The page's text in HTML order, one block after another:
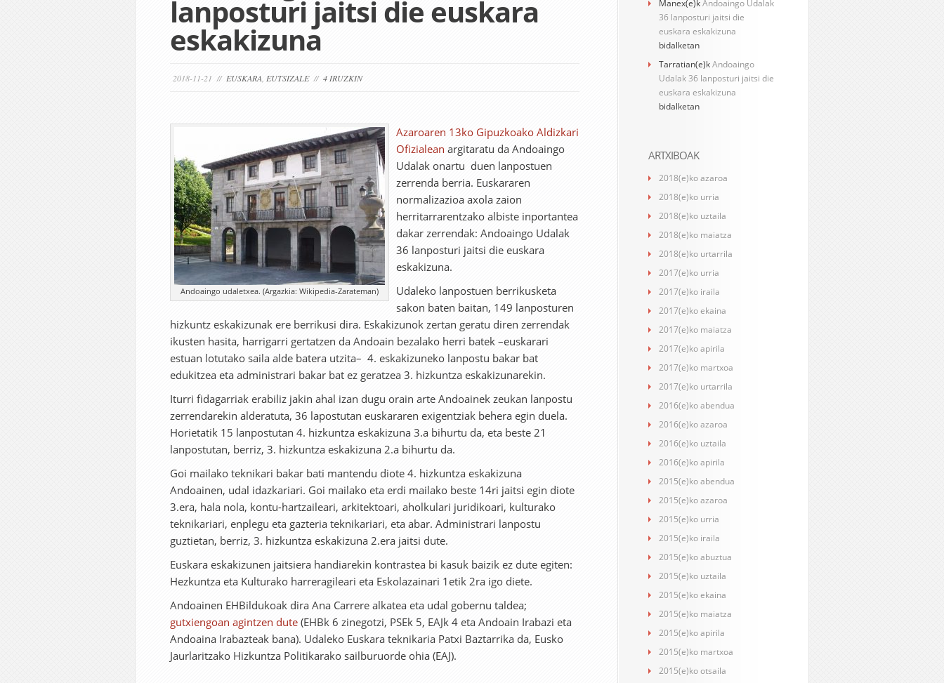
lanposturi jaitsi die euskara
eskakizuna
2018-11-21 // EUSKARA EUTSIZALE// 4 IRUZKIN
Andoaingo udaletxea. (Argazkia: Wikipedia-Zarateman)
Azaroaren 13ko Gipuzkoako Aldizkari
Ofizialean argitaratu da Andoaingo
Udalak onartu duen lanpostuen
zerrenda berria. Euskararen
normalizazioa axola zaion
herritarrarentzako albiste inportantea
dakar zerrendak: Andoaingo Udalak
36 lanposturi jaitsi die euskara
eskakizuna.
Udaleko lanpostuen berrikusketa
sakon baten baitan, 149 lanposturen
hizkuntz eskakizunak ere berrikusi dira. Eskakizunok zertan geratu diren zerrendak
ikusten hasita, harrigarri gertatzen da Andoain bezalako herri batek –euskarari
estuan lotutako saila alde batera utzita– 4. eskakizuneko lanpostu bakar bat
edukitzea eta administrari bakar bat ez geratzea 3. hizkuntza eskakizunarekin.
Iturri fidagarriak erabiliz jakin ahal izan dugu orain arte Andoainek zeukan lanpostu
zerrendarekin alderatuta, 36 lapostutan euskararen exigentziak behera egin duela.
Horietatik 15 lanpostutan 4. hizkuntza eskakizuna 3.a bihurtu da, eta beste 21
lanpostutan, berriz, 3. hizkuntza eskakizuna 2.a bihurtu da.
Goi mailako teknikari bakar bati mantendu diote 4. hizkuntza eskakizuna
Andoainen, udal idazkariari. Goi mailako eta erdi mailako beste 14ri jaitsi egin diote
3.era, hala nola, kontu-hartzaileari, arkitektoari, aholkulari juridikoari, kulturako
teknikariari, enplegu eta gazteria teknikariari, eta abar. Administrari lanpostu
guztietan, berriz, 3. hizkuntza eskakizuna 2.era jaitsi dute.
Euskara eskakizunen jaitsiera handiarekin kontrastea bi kasuk baizik ez dute egiten:
Hezkuntza eta Kulturako harreragileari eta Eskolazainari 1etik 2ra igo diete.
Andoainen EHBildukoak dira Ana Carrere alkatea eta udal gobernu taldea;
gutxiengoan agintzen dute (EHBk 6 zinegotzi, PSEk 5, EAJk 4 eta Andoain Irabazi eta
Andoaina Irabazteak bana). Udaleko Euskara teknikaria Patxi Baztarrika da, Eusko
Jaurlaritzako Hizkuntza Politikarako sailburuorde ohia (EAJ).
Manex(e)kAndoaingo Udalak
36 lanposturi jaitsi die
euskara eskakizuna
bidalketan
Tarratian(e)kAndoaingo
Udalak 36 lanposturi jaitsi die
euskara eskakizuna
bidalketan
ARTXIBOAK
2018(e)ko azaroa
2018(e)ko urria
2018(e)ko uztaila
2018(e)ko maiatza
2018(e)ko urtarrila
2017(e)ko urria
2017(e)ko iraila
2017(e)ko ekaina
2017(e)ko maiatza
2017(e)ko apirila
2017(e)ko martxoa
2017(e)ko urtarrila
2016(e)ko abendua
2016(e)ko azaroa
2016(e)ko uztaila
2016(e)ko apirila
2015(e)ko abendua
2015(e)ko azaroa
2015(e)ko urria
2015(e)ko iraila
2015(e)ko abuztua
2015(e)ko uztaila
2015(e)ko ekaina
2015(e)ko maiatza
2015(e)ko apirila
2015(e)ko martxoa
2015(e)ko otsaila